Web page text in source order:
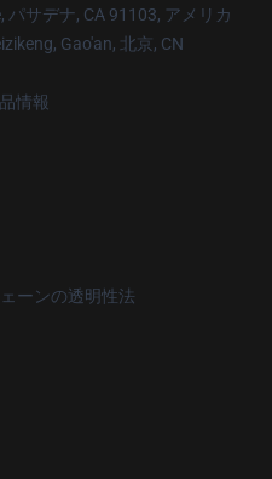
パサデナ, CA 91103, アメリカ
Gao'an, 北京, CN
情報
ーンの透明性法